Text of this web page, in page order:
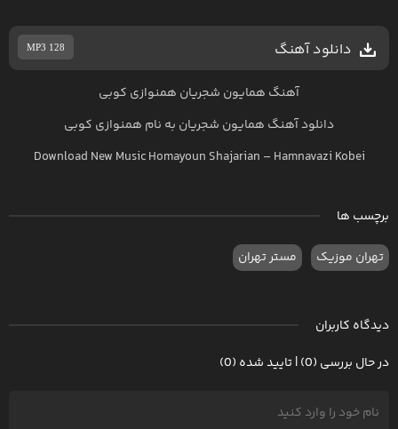
دانلود آهنگ MP3 128
آهنگ همایون شجریان همنوازی کوبی
دانلود آهنگ همایون شجریان به نام همنوازی کوبی
Download New MusicHomayoun Shajarian – Hamnavazi Kobei
برچسب ها
تهران موزیک مستر تهران
دیدگاه کاربران
در حال بررسی (0) | تایید شده (0)